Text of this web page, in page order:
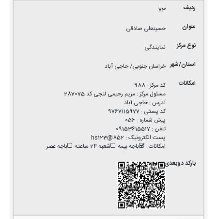
73
حسینعلی صادقی
نمایندگی
خراسان جنوبی/ حاجی آباد
کد مرکز:
988
مسئول مرکز:مریم رحیمی لنجی کد 287075
آدرس:حاجی آباد
کد پستی :
9767115977
پیش شماره :
056
تلفن :
09153615517
پست الکترونیک:
852@hs123
امکانات: باجه بیمه شعبه 24 ساعته باجه عصر